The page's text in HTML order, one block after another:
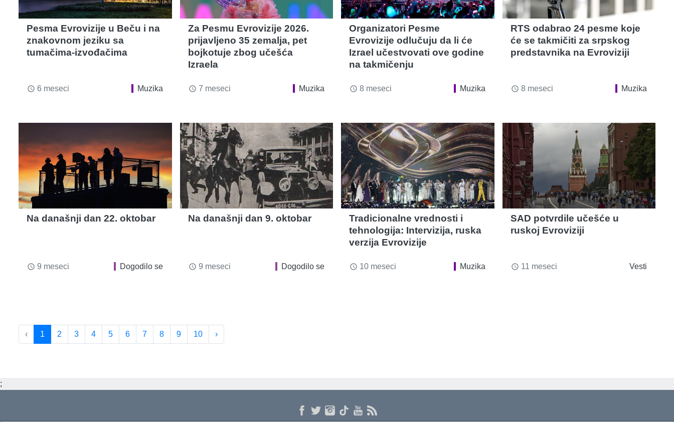
Pesma Evrovizije u Beču i na
znakovnom jeziku sa
tumačima-izvođačima
access_time 6 meseci Muzika
Za Pesmu Evrovizije 2026.
prijavljeno 35 zemalja, pet
bojkotuje zbog učešća
Izraela
access_time 7 meseci Muzika
Organizatori Pesme
Evrovizije odlučuju da li će
Izrael učestvovati ove godine
na takmičenju
access_time 8 meseci Muzika
RTS odabrao 24 pesme koje
će se takmičiti za srpskog
predstavnika na Evroviziji
access_time 8 meseci Muzika
Na današnji dan 22. oktobar
access_time 9 meseci Dogodilo se
Na današnji dan 9. oktobar
access_time 9 meseci Dogodilo se
Tradicionalne vrednosti i
tehnologija: Intervizija, ruska
verzija Evrovizije
access_time 10 meseci Muzika
SAD potvrdile učešće u
ruskoj Evroviziji
access_time 11 meseci Vesti
‹ 1 2 3 4 5 6 7 8 9 10 ›
;